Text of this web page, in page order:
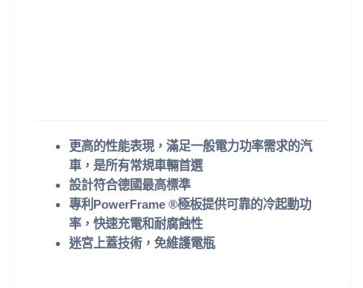
更高的性能表現，滿足一般電力功率需求的汽
車，是所有常規車輛首選
設計符合德國最高標準
專利PowerFrame ®極板提供可靠的冷起動功
率，快速充電和耐腐蝕性
迷宮上蓋技術，免維護電瓶